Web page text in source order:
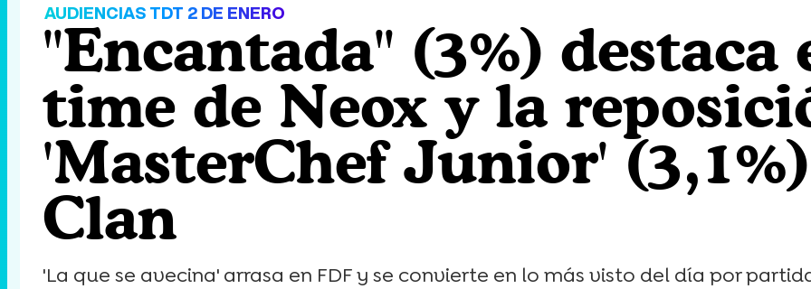
AUDIENCIAS TDT 2 DE ENERO
"Encantada" (3%)
time de Neox y la
'MasterChef Junior'
Clan
'La que se avecina' arrasa en FDF y se convierte en lo más visto del día por